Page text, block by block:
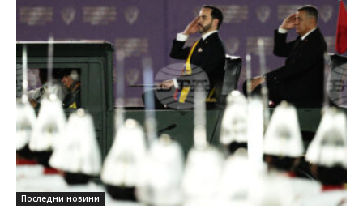
Последни новини